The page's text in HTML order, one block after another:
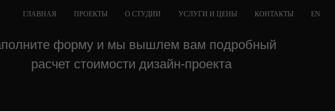
ГЛАВНАЯ ПРОЕКТЫ О СТУДИИ УСЛУГИ И ЦЕНЫ КОНТАКТЫ EN
форму и мы вышлем вам подробный
расчет стоимости дизайн-проекта